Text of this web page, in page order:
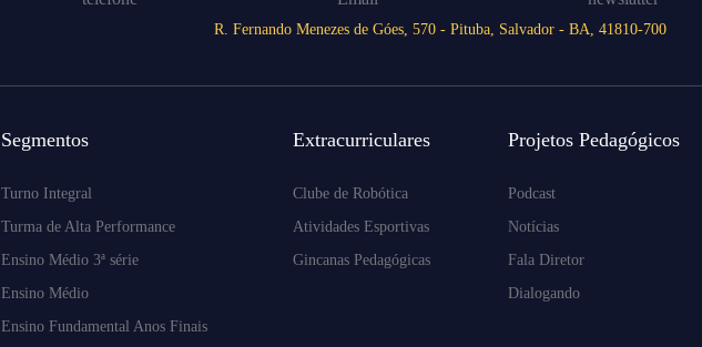
R. Fernando Menezes de Góes, 570 - Pituba, Salvador - BA, 41810-700
Segmentos
Turno Integral
Turma de Alta Performance
Ensino Médio 3ª série
Ensino Médio
Ensino Fundamental Anos Finais
Extracurriculares
Clube de Robótica
Atividades Esportivas
Gincanas Pedagógicas
Projetos Pedagógicos
Podcast
Notícias
Fala Diretor
Dialogando